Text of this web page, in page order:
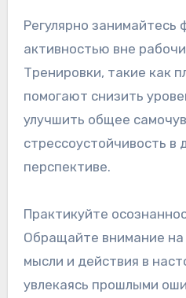
Регулярно занимайтесь
активностью вне
Тренировки, такие как
помогают снизить
улучшить общее
стрессоустойчивость в
перспективе.
Практикуйте
Обращайте внимание
мысли и действия в
увлекаясь прошлыми